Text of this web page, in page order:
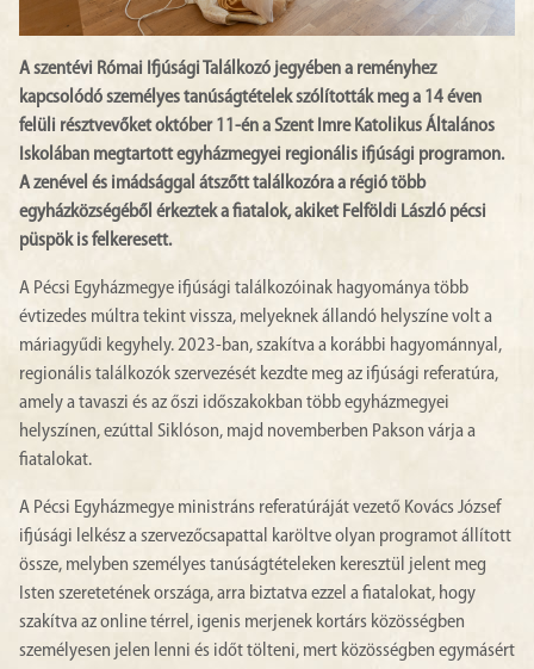
A szentévi Római Ifjúsági Találkozó jegyében a reményhez
kapcsolódó személyes tanúságtételek szólították meg a 14 éven
felüli résztvevőket október 11-én a Szent Imre Katolikus Általános
Iskolában megtartott egyházmegyei regionális ifjúsági programon.
A zenével és imádsággal átszőtt találkozóra a régió több
egyházközségéből érkeztek a fiatalok, akiket Felföldi László pécsi
püspök is felkeresett.
A Pécsi Egyházmegye ifjúsági találkozóinak hagyománya több
évtizedes múltra tekint vissza, melyeknek állandó helyszíne volt a
máriagyűdi kegyhely. 2023-ban, szakítva a korábbi hagyománnyal,
regionális találkozók szervezését kezdte meg az ifjúsági referatúra,
amely a tavaszi és az őszi időszakokban több egyházmegyei
helyszínen, ezúttal Siklóson, majd novemberben Pakson várja a
fiatalokat.
A Pécsi Egyházmegye ministráns referatúráját vezető Kovács József
ifjúsági lelkész a szervezőcsapattal karöltve olyan programot állított
össze, melyben személyes tanúságtételeken keresztül jelent meg
Isten szeretetének országa, arra biztatva ezzel a fiatalokat, hogy
szakítva az online térrel, igenis merjenek kortárs közösségben
személyesen jelen lenni és időt tölteni, mert közösségben egymásért